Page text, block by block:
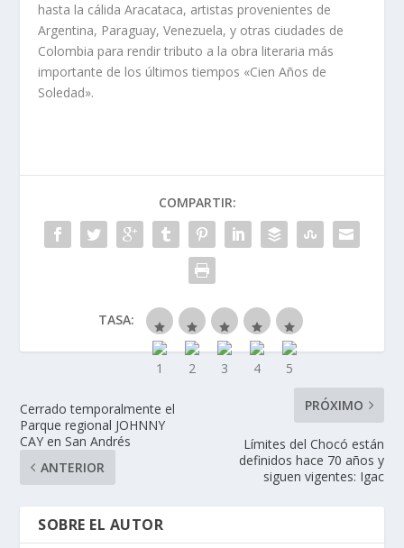
hasta la cálida Aracataca, artistas provenientes de
Argentina, Paraguay, Venezuela, y otras ciudades de
Colombia para rendir tributo a la obra literaria más
importante de los últimos tiempos «Cien Años de
Soledad».
COMPARTIR:
TASA:
Cerrado temporalmente el
Parque regional JOHNNY
CAY en San Andrés
ANTERIOR
PRÓXIMO
Límites del Chocó están
definidos hace 70 años y
siguen vigentes: Igac
SOBRE EL AUTOR